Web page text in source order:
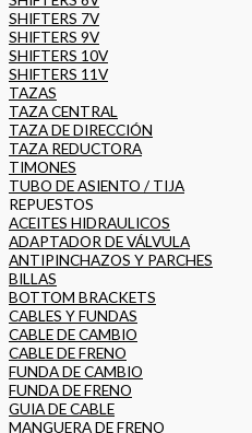
SHIFTERS 7V
SHIFTERS 9V
SHIFTERS 10V
SHIFTERS 11V
TAZAS
TAZA CENTRAL
TAZA DE DIRECCIÓN
TAZA REDUCTORA
TIMONES
TUBO DE ASIENTO / TIJA
REPUESTOS
ACEITES HIDRAULICOS
ADAPTADOR DE VÁLVULA
ANTIPINCHAZOS Y PARCHES
BILLAS
BOTTOM BRACKETS
CABLES Y FUNDAS
CABLE DE CAMBIO
CABLE DE FRENO
FUNDA DE CAMBIO
FUNDA DE FRENO
GUIA DE CABLE
MANGUERA DE FRENO